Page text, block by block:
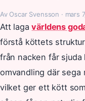
Av Oscar Svensson · mars
Att lagavärldens
förstå köttets
från nacken får sjuda
omvandling där
vilket ger ett kött